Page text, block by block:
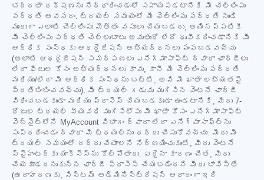
భద్రతా రక్షణను నిర్ధారించడంలో సహాయపడటానికి మీ చెల్లింపు
పద్ధతి అవసరం. ట్రయల్ సమయంలో మీ చెల్లింపు పద్ధతి నుండి
ముందుగా ఎలాంటి చెల్లింపు మొత్తం వసూలు చేయబడదు, అయినప్పటికీ
మీ చెల్లింపు పద్ధతి చెల్లుబాటు అవుతుందో లేదో ధృవీకరించడానికి మీ
ఆర్థిక సంస్థకు ఆథరైజేషన్ అభ్యర్థనలు పంపబడవచ్చు
(అలాంటి ఆథరైజేషన్ సమర్పణలు ఎనిగ్మాసాఫ్ట్ ద్వారా ఛార్జీలు
లేదా ఫీజుల కోసం అభ్యర్థనలు కావు, కానీ మీ చెల్లింపు పద్ధతి
మరియు/లేదా మీ ఆర్థిక సంస్థను బట్టి, అవి మీ ఖాతా లభ్యతపై
ప్రతిబింబించవచ్చు). మీ ట్రయల్ గడువు ముగిసిన వెంటనే ఛార్జీ
విధించబడకుండా మరియు ప్రాసెస్ చేయబడకుండా ఉండటానికి, మీరు 7-
రోజుల ట్రయల్ వ్యవధి ముగిసేలోపు మీ ఖాతా కోసం ఎనిగ్మాసాఫ్ట్
వెబ్‌సైట్‌లోని MyAccount విభాగం ద్వారా లేదా ఎనిగ్మాసాఫ్ట్‌ను
సంప్రదించడం ద్వారా మీ ట్రయల్‌ను రద్దు చేసుకోవచ్చు. మీరు మీ
ట్రయల్ సమయంలో రద్దు చేయాలని నిర్ణయించుకుంటే, మీరు వెంటనే
స్పైహంటర్‌కు యాక్సెస్‌ను కోల్పోతారు. ఏదైనా కారణం చేత, మీరు
చేయకూడదనుకున్న ఛార్జీ ప్రాసెస్ చేయబడిందని మీరు భావిస్తే
(ఉదాహరణకు, సిస్టమ్ అడ్మినిస్ట్రేషన్ ఆధారంగా ఇది